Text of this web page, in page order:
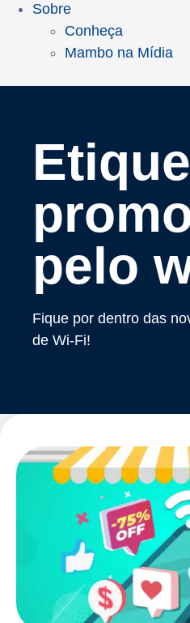
Sobre
Conheça
Mambo na Mídia
pelo
Fique por dentro das
de Wi-Fi!